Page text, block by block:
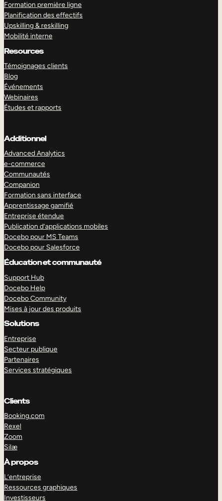
Formation première ligne
Planification des effectifs
Upskilling & reskilling
Mobilité interne
Resources
Témoignages clients
Blog
Événements
Webinaires
Études et rapports
Additionnel
Advanced Analytics
e-commerce
Communautés
Companion
Formation sans interface
Apprentissage gamifié
Entreprise étendue
Publication d’applications mobiles
Docebo pour MS Teams
Docebo pour Salesforce
Éducation et communauté
Support Hub
Docebo Help
Docebo Community
Mises à jour des produits
Solutions
Entreprise
Secteur publique
Partenaires
Services stratégiques
Clients
Booking.com
Rexel
Zoom
Silæ
À propos
L’entreprise
Ressources graphiques
Investisseurs